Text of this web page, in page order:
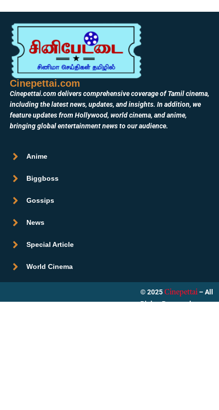
Cinepettai.com
Cinepettai.com delivers comprehensive coverage of Tamil cinema,
including the latest news, updates, and insights. In addition, we
feature updates from Hollywood, world cinema, and anime,
bringing global entertainment news to our audience.
Anime
Biggboss
Gossips
News
Special Article
World Cinema
© 2025 Cinepettai – All
Rights Reserved